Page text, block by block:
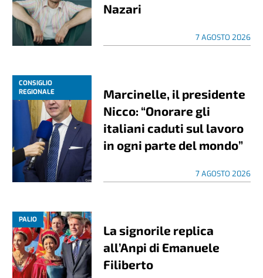
Nazari
7 AGOSTO 2026
CONSIGLIO
REGIONALE
Marcinelle, il presidente
Nicco: “Onorare gli
italiani caduti sul lavoro
in ogni parte del mondo”
7 AGOSTO 2026
PALIO
La signorile replica
all’Anpi di Emanuele
Filiberto